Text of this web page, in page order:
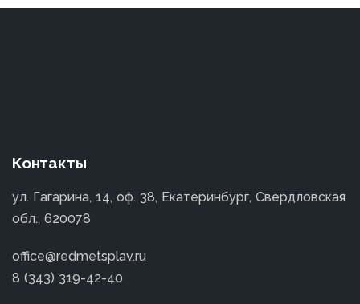
Контакты
ул. Гагарина, 14, оф. 38, Екатеринбург, Свердловская
обл., 620078
office@redmetsplav.ru
8 (343) 319-42-40